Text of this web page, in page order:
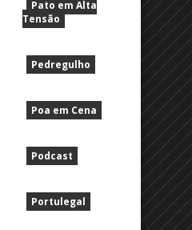
Pato em Alta
Tensão
Pedregulho
Poa em Cena
Podcast
Portulegal